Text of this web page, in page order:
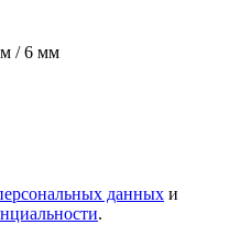
/ 6 мм
данных и
.